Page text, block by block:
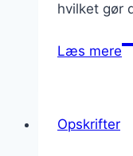
hvilket gør
Læs mere
Opskrifter